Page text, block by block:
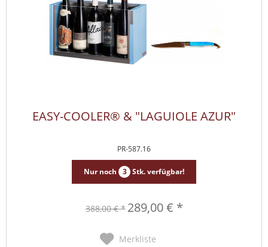
EASY-COOLER® & "LAGUIOLE AZUR"
PR-587.16
Nur noch 3 Stk. verfügbar!
388,00 € * 289,00 € *
Merkliste